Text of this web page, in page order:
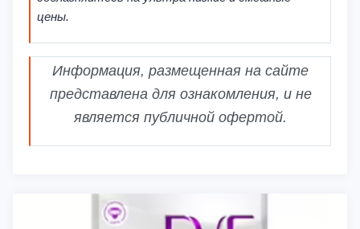
цены.
Информация, размещенная на сайте
представлена для ознакомления, и не
является публичной офертой.